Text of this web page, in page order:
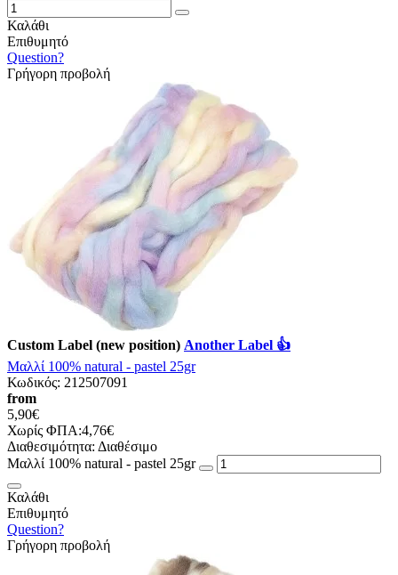
Καλάθι
Επιθυμητό
Question?
Γρήγορη προβολή
Custom Label (new position) Another Label 👍
Μαλλί 100% natural - pastel 25gr
Κωδικός: 212507091
from
5,90€
Χωρίς ΦΠΑ:4,76€
Διαθεσιμότητα: Διαθέσιμο
Μαλλί 100% natural - pastel 25gr
Καλάθι
Επιθυμητό
Question?
Γρήγορη προβολή